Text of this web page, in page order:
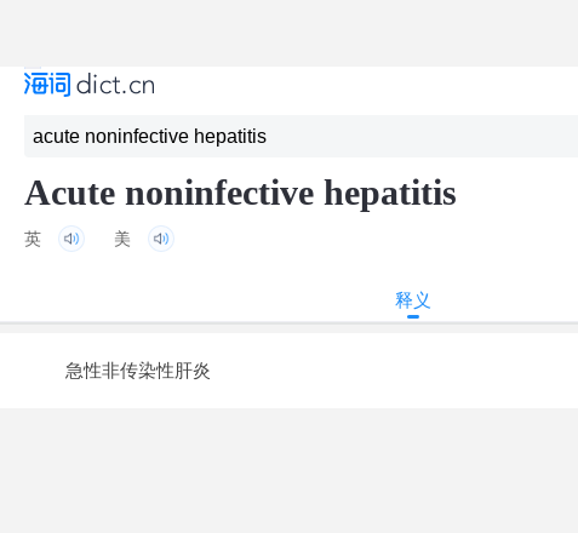
Acute noninfective hepatitis
英 美
释义
急性非传染性肝炎